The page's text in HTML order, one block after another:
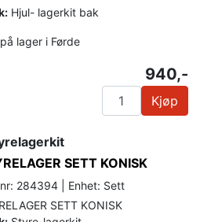
Hjul- lagerkit bak
lager i Førde
940,-
Kjøp
SETT KONISK
284394 | Enhet: Sett
SETT KONISK